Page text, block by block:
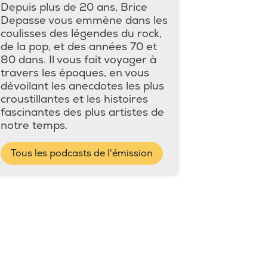
Depuis plus de 20 ans, Brice
Depasse vous emmène dans les
coulisses des légendes du rock,
de la pop, et des années 70 et
80 dans. Il vous fait voyager à
travers les époques, en vous
dévoilant les anecdotes les plus
croustillantes et les histoires
fascinantes des plus artistes de
notre temps.
Tous les podcasts de l'émission